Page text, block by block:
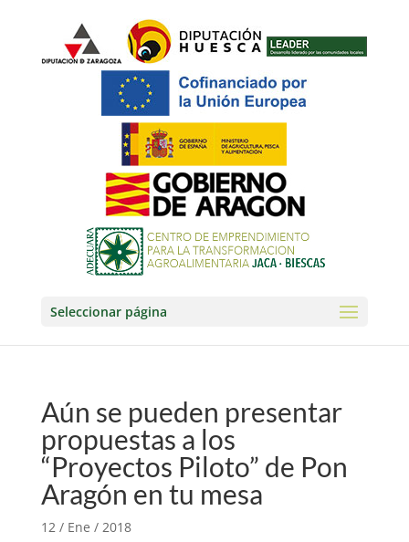
Seleccionar página
Aún se pueden presentar
propuestas a los
“Proyectos Piloto” de Pon
Aragón en tu mesa
12 / Ene / 2018